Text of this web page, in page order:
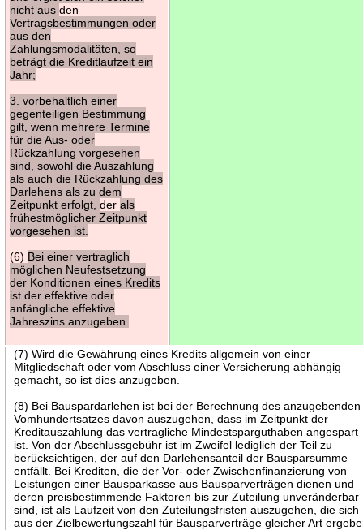
nicht ausden
Vertragsbestimmungen oder
aus den
Zahlungsmodalitäten, so
beträgt die Kreditlaufzeit ein
Jahr;
3. vorbehaltlich einer
gegenteiligen Bestimmung
gilt, wenn mehrere Termine
für die Aus- oder
Rückzahlung vorgesehen
sind, sowohl die Auszahlung
als auch die Rückzahlung des
Darlehens als zu dem
Zeitpunkt erfolgt,derals
frühestmöglicher Zeitpunkt
vorgesehen ist.
(6) Bei einer vertraglich
möglichen Neufestsetzung
der Konditionen eines Kredits
ist der effektive oder
anfängliche effektive
Jahreszins anzugeben.
(7) Wird die Gewährung eines Kredits allgemein von einer
Mitgliedschaft oder vom Abschluss einer Versicherung abhängig
gemacht, so ist dies anzugeben.
(8) Bei Bauspardarlehen ist bei der Berechnung des anzugebenden
Vomhundertsatzes davon auszugehen, dass im Zeitpunkt der
Kreditauszahlung das vertragliche Mindestsparguthaben angespart
ist. Von der Abschlussgebühr ist im Zweifel lediglich der Teil zu
berücksichtigen, der auf den Darlehensanteil der Bausparsumme
entfällt. Bei Krediten, die der Vor- oder Zwischenfinanzierung von
Leistungen einer Bausparkasse aus Bausparverträgen dienen und
deren preisbestimmende Faktoren bis zur Zuteilung unveränderbar
sind, ist als Laufzeit von den Zuteilungsfristen auszugehen, die sich
aus der Zielbewertungszahl für Bausparverträge gleicher Art